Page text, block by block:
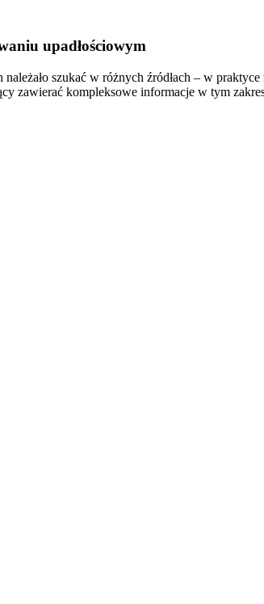
upadłościowym
szukać w różnych źródłach – w
zawierać kompleksowe informacje w tym